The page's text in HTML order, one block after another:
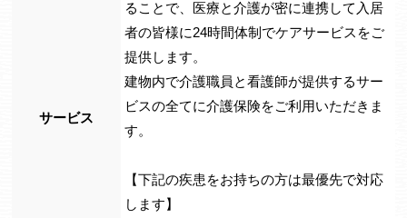
サービス
ることで、医療と介護が密に連携して入居
者の皆様に24時間体制でケアサービスをご
提供します。
建物内で介護職員と看護師が提供するサー
ビスの全てに介護保険をご利用いただきま
す。
【下記の疾患をお持ちの方は最優先で対応
します】